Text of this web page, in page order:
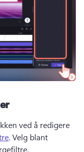
ved å redigere
. Velg blant